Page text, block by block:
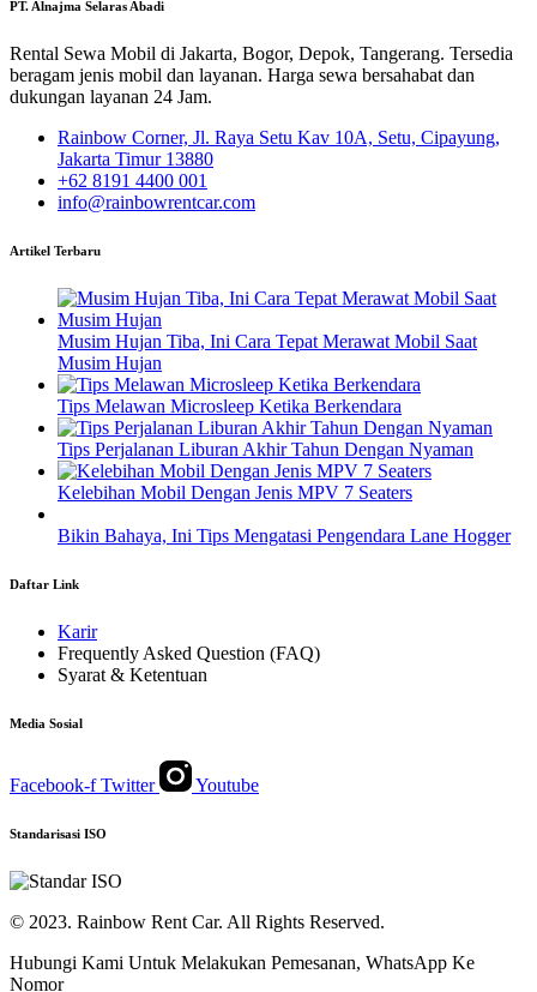
PT. Alnajma Selaras Abadi
Rental Sewa Mobil di Jakarta, Bogor, Depok, Tangerang. Tersedia
beragam jenis mobil dan layanan. Harga sewa bersahabat dan
dukungan layanan 24 Jam.
Rainbow Corner, Jl. Raya Setu Kav 10A, Setu, Cipayung,
Jakarta Timur 13880
+62 8191 4400 001
info@rainbowrentcar.com
Artikel Terbaru
Musim Hujan Tiba, Ini Cara Tepat Merawat Mobil Saat
Musim Hujan
Tips Melawan Microsleep Ketika Berkendara
Tips Perjalanan Liburan Akhir Tahun Dengan Nyaman
Kelebihan Mobil Dengan Jenis MPV 7 Seaters
Bikin Bahaya, Ini Tips Mengatasi Pengendara Lane Hogger
Daftar Link
Karir
Frequently Asked Question (FAQ)
Syarat & Ketentuan
Media Sosial
Facebook-f Twitter Youtube
Standarisasi ISO
© 2023. Rainbow Rent Car. All Rights Reserved.
Hubungi Kami Untuk Melakukan Pemesanan, WhatsApp Ke
Nomor